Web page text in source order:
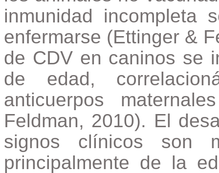
inmunidad incompleta
enfermarse (Ettinger &
de CDV en caninos se
de edad,
anticuerpos
Feldman, 2010). El
signos clínicos son
principalmente de la